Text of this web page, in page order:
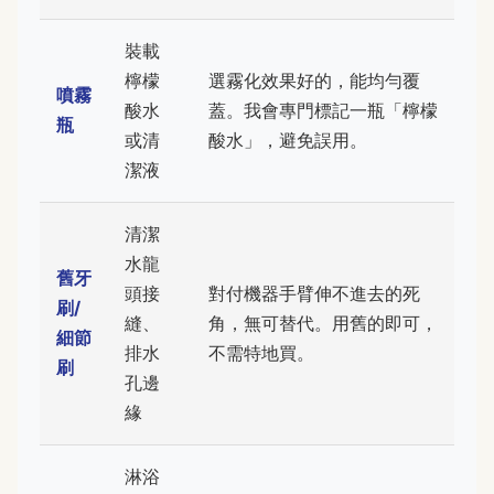
噴霧
瓶
裝載
檸檬
酸水
或清
潔液
選霧化效果好的，能均勻覆
蓋。我會專門標記一瓶「檸檬
酸水」，避免誤用。
舊牙
刷/
細節
刷
清潔
水龍
頭接
縫、
排水
孔邊
緣
對付機器手臂伸不進去的死
角，無可替代。用舊的即可，
不需特地買。
淋浴